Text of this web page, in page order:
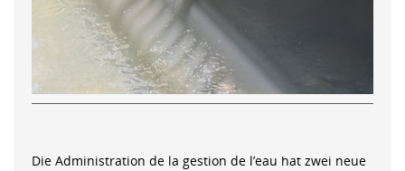
Die Administration de la gestion de l’eau hat zwei neue